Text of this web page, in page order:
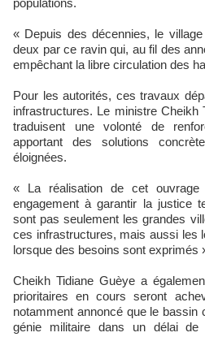
« Depuis des décennies, le
deux par ce ravin qui, au fil des
empêchant la libre circulation des
Pour les autorités, ces travaux
infrastructures. Le ministre Cheikh
traduisent une volonté de
apportant des solutions
éloignées.
« La réalisation de cet
engagement à garantir la justice
sont pas seulement les grandes
ces infrastructures, mais aussi les
lorsque des besoins sont exprimés
Cheikh Tidiane Guèye a
prioritaires en cours seront
notamment annoncé que le bassin
génie militaire dans un délai de